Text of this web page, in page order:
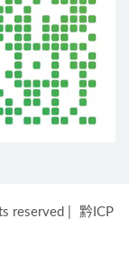
reserved
黔ICP